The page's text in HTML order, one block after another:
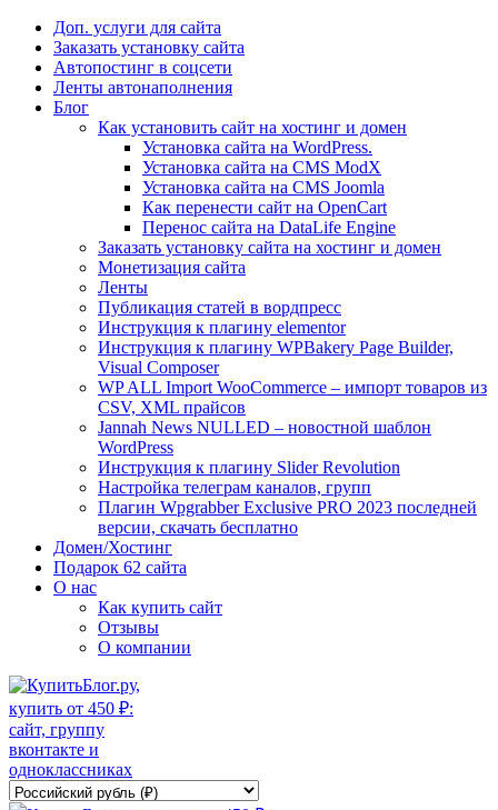
Доп. услуги для сайта
Заказать установку сайта
Автопостинг в соцсети
Ленты автонаполнения
Блог
Как установить сайт на хостинг и домен
Установка сайта на WordPress.
Установка сайта на CMS ModX
Установка сайта на CMS Joomla
Как перенести сайт на OpenCart
Перенос сайта на DataLife Engine
Заказать установку сайта на хостинг и домен
Монетизация сайта
Ленты
Публикация статей в вордпресс
Инструкция к плагину elementor
Инструкция к плагину WPBakery Page Builder,
Visual Composer
WP ALL Import WooCommerce – импорт товаров из
CSV, XML прайсов
Jannah News NULLED – новостной шаблон
WordPress
Инструкция к плагину Slider Revolution
Настройка телеграм каналов, групп
Плагин Wpgrabber Exclusive PRO 2023 последней
версии, скачать бесплатно
Домен/Хостинг
Подарок 62 сайта
О нас
Как купить сайт
Отзывы
О компании